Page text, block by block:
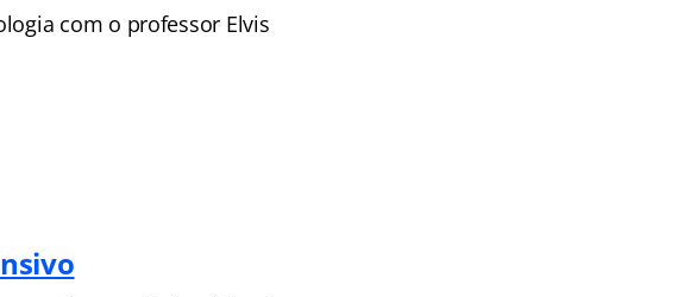
com o professor Elvis